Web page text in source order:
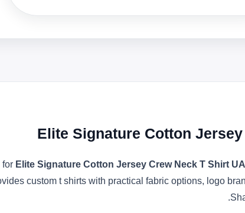
Elite Signature Cotton
for Elite Signature Cotton Jersey Crew Neck T Shirt
custom t shirts with practical fabric options, logo